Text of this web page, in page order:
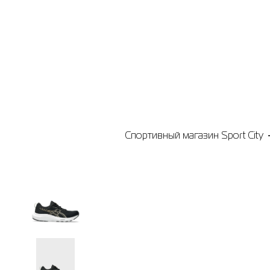
Спортивный магазин Sport City